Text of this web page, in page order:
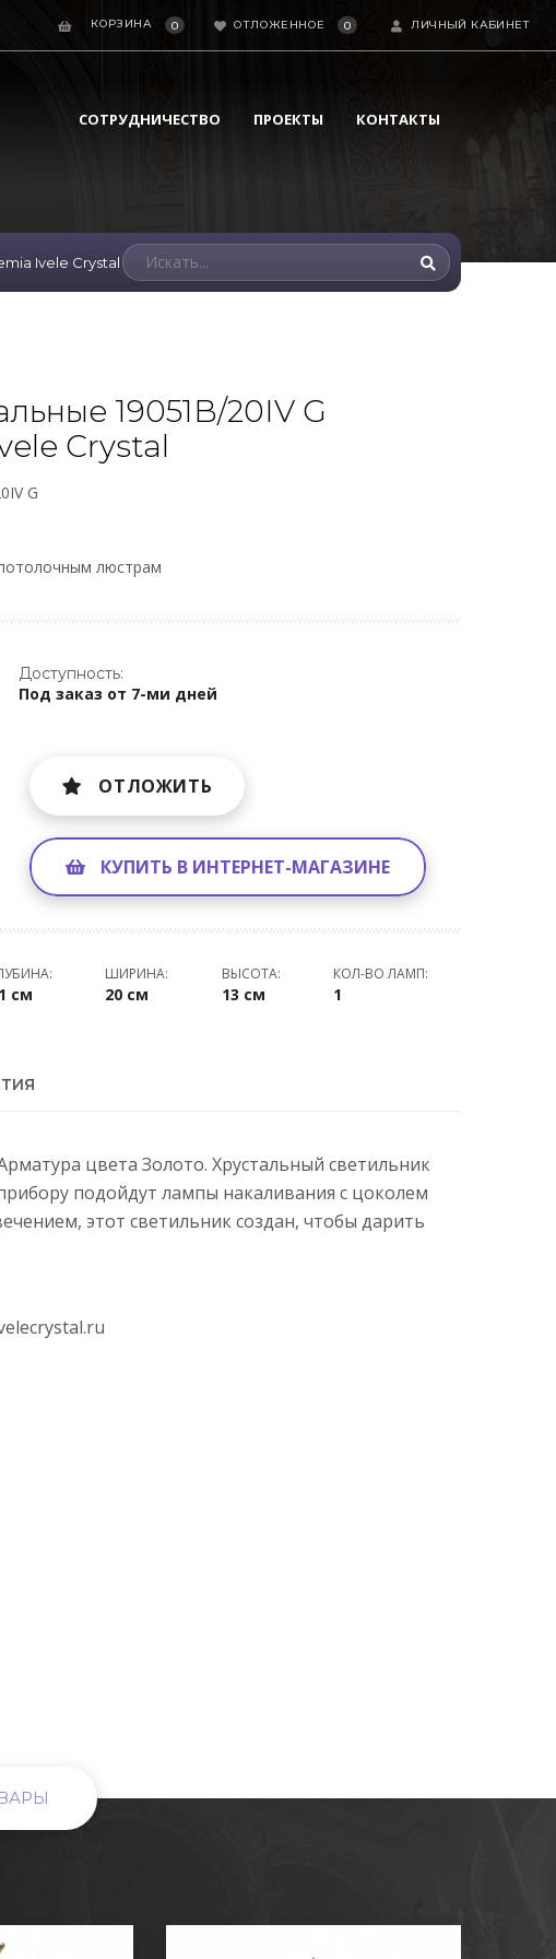
КОРЗИНА 0 ОТЛОЖЕННОЕ 0 ЛИЧНЫЙ КАБИНЕТ
СОТРУДНИЧЕСТВО ПРОЕКТЫ КОНТАКТЫ
Ivele Crystal
19051B/20IV G
Crystal
G
люстрам
Доступность:
Под заказ от 7-ми дней
ОТЛОЖИТЬ
КУПИТЬ В ИНТЕРНЕТ-МАГАЗИНЕ
см
ШИРИНА:
20 см
ВЫСОТА:
13 см
КОЛ-ВО ЛАМП:
1
цвета Золото. Хрустальный светильник
подойдут лампы накаливания с цоколем
этот светильник создан, чтобы дарить